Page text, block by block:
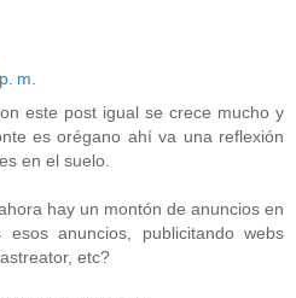
m.
este post igual se crece mucho y
es orégano ahí va una reflexión
en el suelo.
hay un montón de anuncios en
anuncios, publicitando webs
etc?